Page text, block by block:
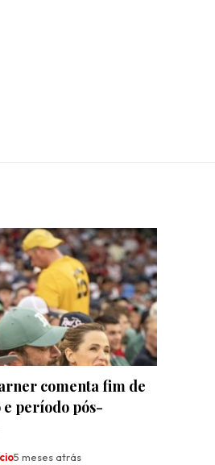
comenta fim de
e período pós-
5 meses atrás